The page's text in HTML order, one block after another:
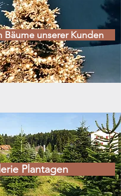
Bäume unserer Kunden
Plantagen